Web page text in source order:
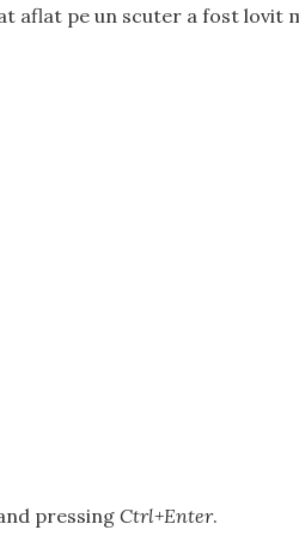
aflat pe un scuter a fost lovit
pressing Ctrl+Enter.